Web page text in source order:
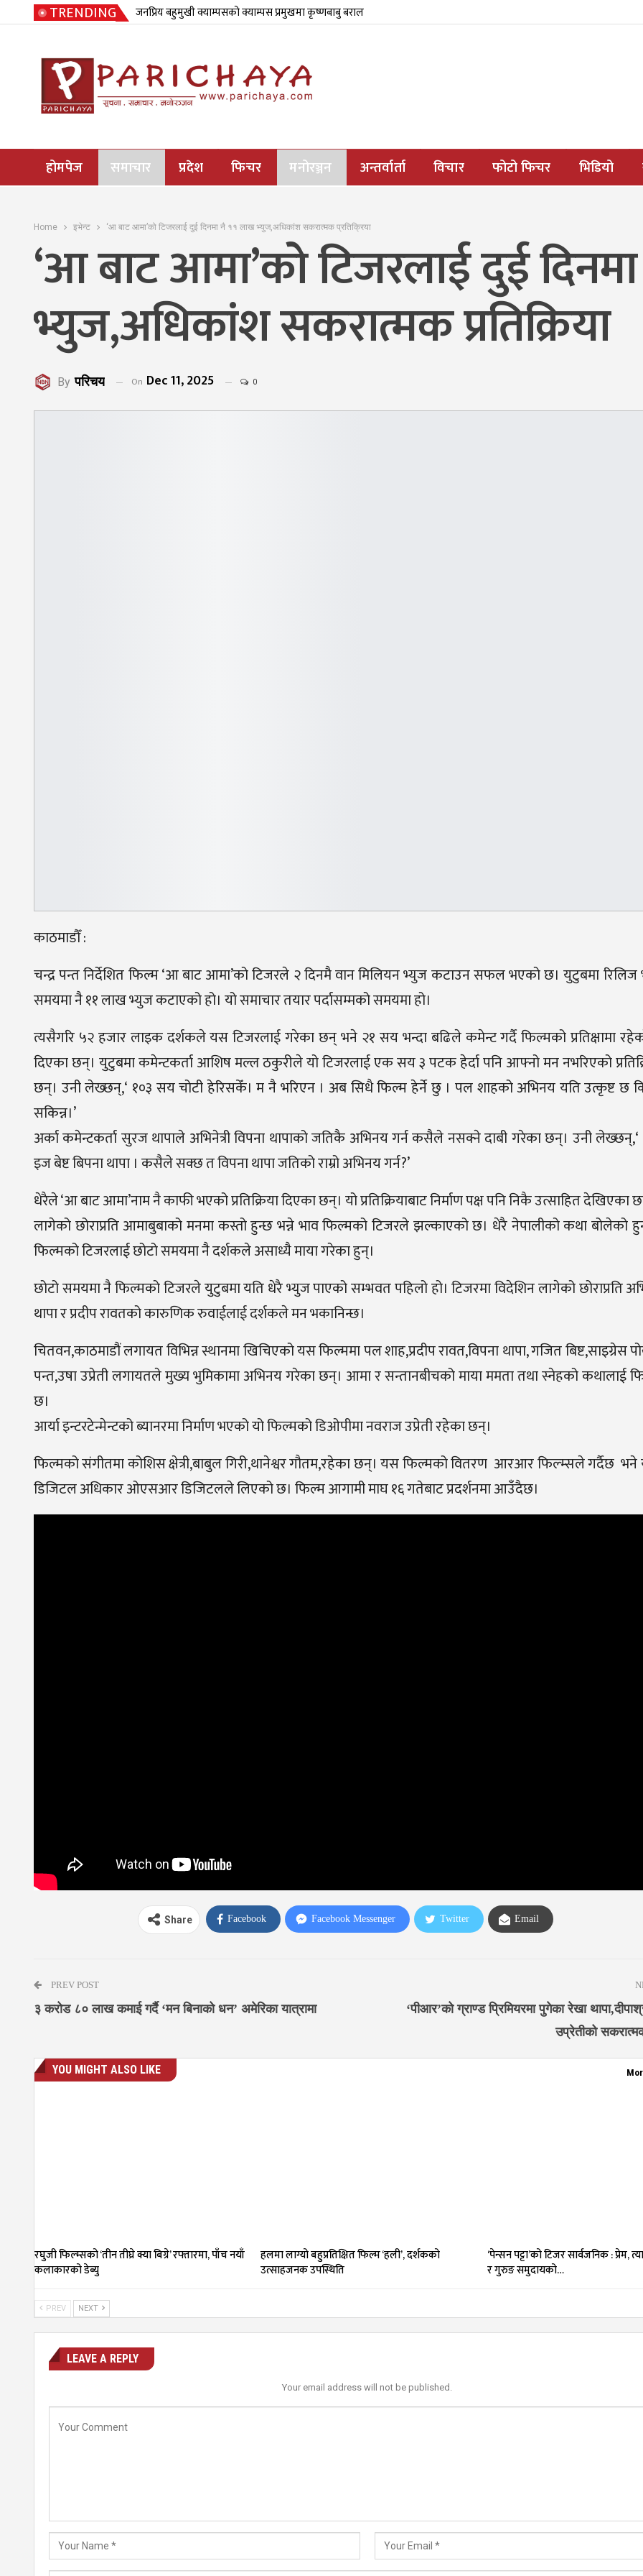
TRENDING जनप्रिय बहुमुखी क्याम्पसको क्याम्पस प्रमुखमा कृष्णबाबु बराल
होमपेज समाचार प्रदेश फिचर मनोरञ्जन अन्तर्वार्ता विचार फोटो फिचर भिडियो
Home इभेन्ट ‘आ बाट आमा’को टिजरलाई दुई दिनमा नै ११ लाख भ्युज,अधिकांश सकरात्मक प्रतिक्रिया
‘आ बाट आमा’को टिजरलाई दुई
भ्युज,अधिकांश सकरात्मक प्रतिक्रिया
By परिचय On Dec 11, 2025 0
काठमाडौँ :
चन्द्र पन्त निर्देशित फिल्म ‘आ बाट आमा’को टिजरले २ दिनमै वान मिलियन भ्युज कटाउन सफल भएको छ। युटुबमा रिलिज
समयमा नै ११ लाख भ्युज कटाएको हो। यो समाचार तयार पर्दासम्मको समयमा हो।
त्यसैगरि ५२ हजार लाइक दर्शकले यस टिजरलाई गरेका छन् भने २१ सय भन्दा बढिले कमेन्ट गर्दै फिल्मको प्रतिक्षामा रहेको
दिएका छन्। युटुबमा कमेन्टकर्ता आशिष मल्ल ठकुरीले यो टिजरलाई एक सय ३ पटक हेर्दा पनि आफ्नो मन नभरिएको
छन्। उनी लेख्छन्,‘ १०३ सय चोटी हेरिसकेँ। म नै भरिएन । अब सिधै फिल्म हेर्ने छु । पल शाहको अभिनय यति उत्कृष्ट छ
सकिन्न।’
अर्का कमेन्टकर्ता सुरज थापाले अभिनेत्री विपना थापाको जतिकै अभिनय गर्न कसैले नसक्ने दाबी गरेका छन्। उनी लेख्छन्,‘
इज बेष्ट बिपना थापा । कसैले सक्छ त विपना थापा जतिको राम्रो अभिनय गर्न?’
धेरैले ‘आ बाट आमा’नाम नै काफी भएको प्रतिक्रिया दिएका छन्। यो प्रतिक्रियाबाट निर्माण पक्ष पनि निकै उत्साहित देखिएका
लागेको छोराप्रति आमाबुबाको मनमा कस्तो हुन्छ भन्ने भाव फिल्मको टिजरले झल्काएको छ। धेरै नेपालीको कथा बोलेको
फिल्मको टिजरलाई छोटो समयमा नै दर्शकले असाध्यै माया गरेका हुन्।
छोटो समयमा नै फिल्मको टिजरले युटुबमा यति धेरै भ्युज पाएको सम्भवत पहिलो हो। टिजरमा विदेशिन लागेको छोराप्रति
थापा र प्रदीप रावतको कारुणिक रुवाईलाई दर्शकले मन भकानिन्छ।
चितवन,काठमाडौं लगायत विभिन्न स्थानमा खिचिएको यस फिल्ममा पल शाह,प्रदीप रावत,विपना थापा, गजित बिष्ट,साइग्रेस
पन्त,उषा उप्रेती लगायतले मुख्य भुमिकामा अभिनय गरेका छन्। आमा र सन्तानबीचको माया ममता तथा स्नेहको कथालाई
छ।
आर्या इन्टरटेन्मेन्टको ब्यानरमा निर्माण भएको यो फिल्मको डिओपीमा नवराज उप्रेती रहेका छन्।
फिल्मको संगीतमा कोशिस क्षेत्री,बाबुल गिरी,थानेश्वर गौतम,रहेका छन्। यस फिल्मको वितरण आरआर फिल्म्सले गर्दैछ भने
डिजिटल अधिकार ओएसआर डिजिटलले लिएको छ। फिल्म आगामी माघ १६ गतेबाट प्रदर्शनमा आउँदैछ।
Share Facebook Facebook Messenger Twitter Email
PREV POST
३ करोड ८० लाख कमाई गर्दै ‘मन बिनाको धन’ अमेरिका यात्रामा
‘पीआर’को ग्राण्ड प्रिमियरमा पुगेका रेखा
उप्रेतीको
YOU MIGHT ALSO LIKE
रघुजी फिल्म्सको ‘तीन तीघ्रे क्या बिग्रे’ रफ्तारमा, पाँच नयाँ
कलाकारको डेब्यु
हलमा लाग्यो बहुप्रतिक्षित फिल्म ‘हली’, दर्शकको
उत्साहजनक उपस्थिति
‘पेन्सन पट्टा’को टिजर सार्वजनिक : प्रेम,
र गुरुङ समुदायको…
PREV NEXT
LEAVE A REPLY
Your email address will not be published.